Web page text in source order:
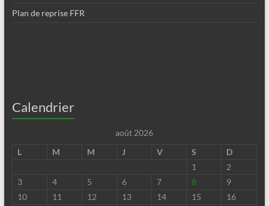
Plan de reprise FFR
Calendrier
août 2026
L
M M J V S
D
1
2
3
4 5 6 7 8
9
10
11 12 13 14 15
16